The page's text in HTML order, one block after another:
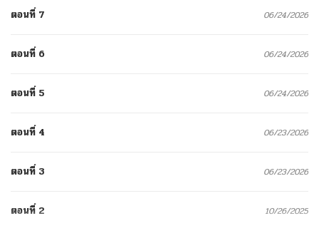
ตอนที่ 7 06/24/2026
ตอนที่ 6 06/24/2026
ตอนที่ 5 06/24/2026
ตอนที่ 4 06/23/2026
ตอนที่ 3 06/23/2026
ตอนที่ 2 10/26/2025